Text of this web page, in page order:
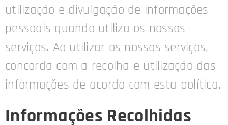
utilização e divulgação de informações
pessoais quando utiliza os nossos
serviços. Ao utilizar os nossos serviços,
concorda com a recolha e utilização das
informações de acordo com esta política.
Informações Recolhidas